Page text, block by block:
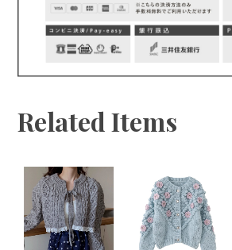
Related Items